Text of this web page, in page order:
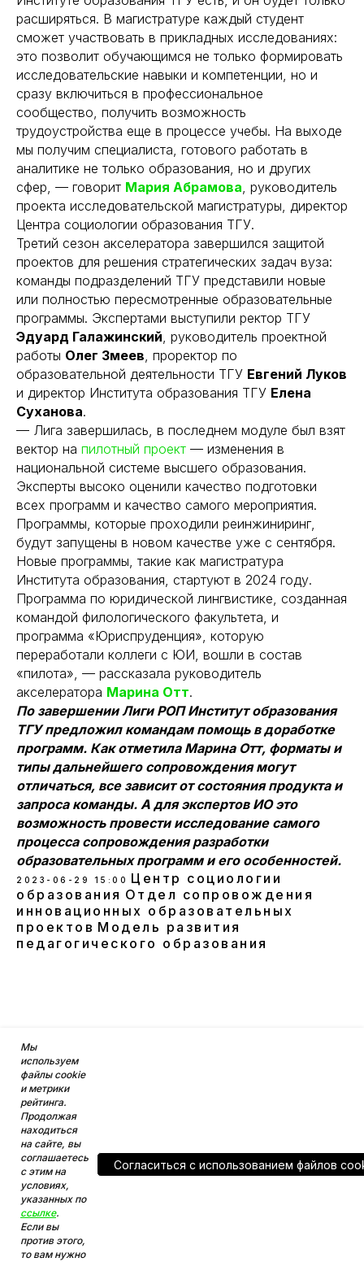
Мы
используем
файлы cookie
и метрики
рейтинга.
Продолжая
находиться
на сайте, вы
соглашаетесь
с этим на
условиях,
указанных по
ссылке.
Если вы
против этого,
то вам нужно
Согласитьcя с использованием файлов
расширяться. В магистратуре каждый студент
сможет участвовать в прикладных исследованиях:
это позволит обучающимся не только формировать
исследовательские навыки и компетенции, но и
сразу включиться в профессиональное
сообщество, получить возможность
трудоустройства еще в процессе учебы. На выходе
мы получим специалиста, готового работать в
аналитике не только образования, но и других
сфер, — говорит Мария Абрамова, руководитель
проекта исследовательской магистратуры, директор
Центра социологии образования ТГУ.
Третий сезон акселератора завершился защитой
проектов для решения стратегических задач вуза:
команды подразделений ТГУ представили новые
или полностью пересмотренные образовательные
программы. Экспертами выступили ректор ТГУ
Эдуард Галажинский, руководитель проектной
работы Олег Змеев, проректор по
образовательной деятельности ТГУ Евгений Луков
и директор Института образования ТГУ Елена
Суханова.
— Лига завершилась, в последнем модуле был взят
вектор на пилотный проект — изменения в
национальной системе высшего образования.
Эксперты высоко оценили качество подготовки
всех программ и качество самого мероприятия.
Программы, которые проходили реинжиниринг,
будут запущены в новом качестве уже с сентября.
Новые программы, такие как магистратура
Института образования, стартуют в 2024 году.
Программа по юридической лингвистике, созданная
командой филологического факультета, и
программа «Юриспруденция», которую
переработали коллеги с ЮИ, вошли в состав
«пилота», — рассказала руководитель
акселератора Марина Отт.
По завершении Лиги РОП Институт образования
ТГУ предложил командам помощь в доработке
программ. Как отметила Марина Отт, форматы и
типы дальнейшего сопровождения могут
отличаться, все зависит от состояния продукта и
запроса команды. А для экспертов ИО это
возможность провести исследование самого
процесса сопровождения разработки
образовательных программ и его особенностей.
2023-06-29 15:00
Центр социологии
образования Отдел сопровождения
инновационных образовательных
проектов Модель развития
педагогического образования